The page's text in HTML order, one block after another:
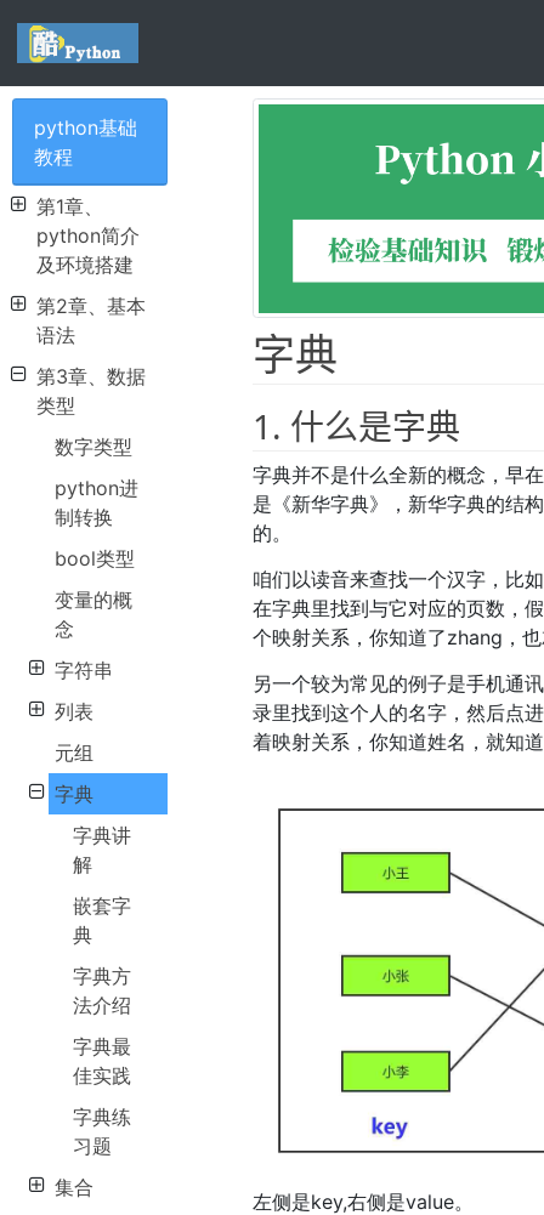
python基础
教程
第1章、
python简介
及环境搭建
第2章、基本
语法
第3章、数据
类型
数字类型
python进
制转换
bool类型
变量的概
念
字符串
列表
元组
字典
字典讲
解
嵌套字
典
字典方
法介绍
字典最
佳实践
字典练
习题
集合
字典
1. 什么是字典
字典并不是什么全新的概念，早
是《新华字典》，新华字典的结
的。
咱们以读音来查找一个汉字，比
在字典里找到与它对应的页数，
个映射关系，你知道了zhang，
另一个较为常见的例子是手机通
录里找到这个人的名字，然后点
着映射关系，你知道姓名，就知
左侧是key,右侧是value。